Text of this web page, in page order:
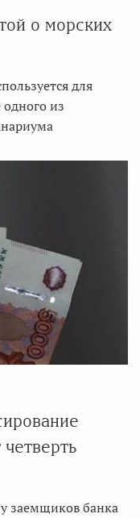
о морских
для
одного из
заемщиков банка